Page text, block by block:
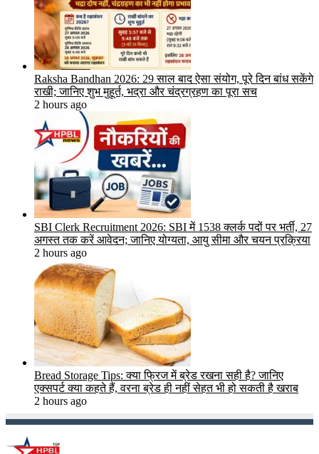
Raksha Bandhan 2026: 29 साल बाद ऐसा संयोग, पूरे दिन बांध सकेंगे
राखी; जानिए शुभ मुहूर्त, भद्रा और चंद्रग्रहण का पूरा सच
2 hours ago
SBI Clerk Recruitment 2026: SBI में 1538 क्लर्क पदों पर भर्ती, 27
अगस्त तक करें आवेदन; जानिए योग्यता, आयु सीमा और चयन प्रक्रिया
2 hours ago
Bread Storage Tips: क्या फ्रिज में ब्रेड रखना सही है? जानिए
एक्सपर्ट क्या कहते हैं, वरना ब्रेड ही नहीं सेहत भी हो सकती है खराब
2 hours ago